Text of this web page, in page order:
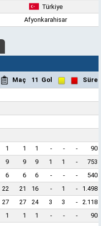
Türkiye
Afyonkarahisar
Maç 11 Gol
Süre
1 1 1 - - -
90
9 9 9 1 1 -
753
6 6 6 - - -
540
22 21 16 - 1 -
1.498
27 27 24 3 3 -
2.118
1 1 1 - - -
90